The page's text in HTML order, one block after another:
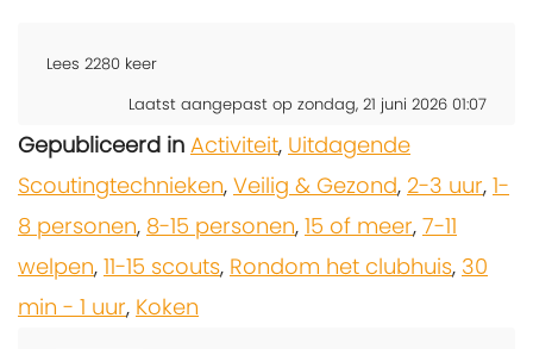
Lees 2280 keer
Laatst aangepast op zondag, 21 juni 2026 01:07
Gepubliceerd in Activiteit, Uitdagende
Scoutingtechnieken, Veilig & Gezond, 2-3 uur, 1-
8 personen, 8-15 personen, 15 of meer, 7-11
welpen, 11-15 scouts, Rondom het clubhuis, 30
min - 1 uur, Koken